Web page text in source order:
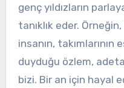
genç yıldızların
tanıklık eder.
insanın,
duyduğu özlem,
bizi. Bir an için hayal